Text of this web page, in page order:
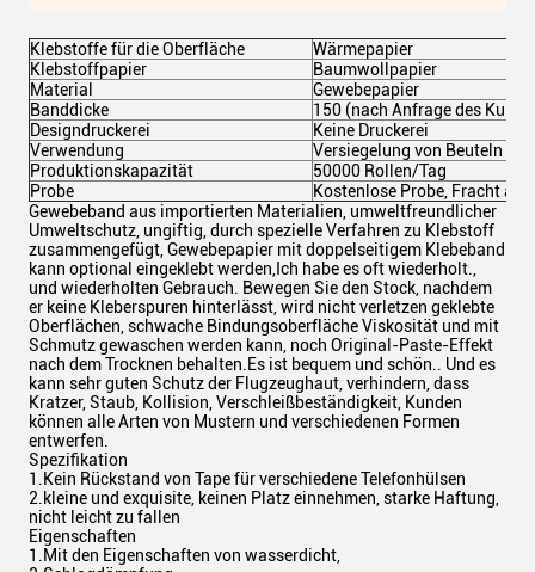
Klebstoffe für die Oberfläche
Wärmepapier
Klebstoffpapier
Baumwollpapier
Material
Gewebepapier
Banddicke
150 (nach Anfrage des
Designdruckerei
Keine Druckerei
Verwendung
Versiegelung von Beuteln
Produktionskapazität
50000 Rollen/Tag
Probe
Kostenlose Probe, Fracht auf
Gewebeband aus importierten Materialien, umweltfreundlicher
Umweltschutz, ungiftig, durch spezielle Verfahren zu Klebstoff
zusammengefügt, Gewebepapier mit doppelseitigem Klebeband
kann optional eingeklebt werden,Ich habe es oft wiederholt.,
und wiederholten Gebrauch. Bewegen Sie den Stock, nachdem
er keine Kleberspuren hinterlässt, wird nicht verletzen geklebte
Oberflächen, schwache Bindungsoberfläche Viskosität und mit
Schmutz gewaschen werden kann, noch Original-Paste-Effekt
nach dem Trocknen behalten.Es ist bequem und schön.. Und es
kann sehr guten Schutz der Flugzeughaut, verhindern, dass
Kratzer, Staub, Kollision, Verschleißbeständigkeit, Kunden
können alle Arten von Mustern und verschiedenen Formen
entwerfen.
Spezifikation
1.Kein Rückstand von Tape für verschiedene Telefonhülsen
2.kleine und exquisite, keinen Platz einnehmen, starke Haftung,
nicht leicht zu fallen
Eigenschaften
1.Mit den Eigenschaften von wasserdicht,